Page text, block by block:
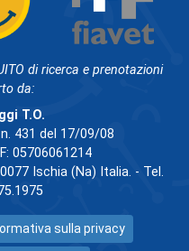
di ricerca e prenotazioni
da:
T.O.
431 del 17/09/08
05706061214
Ischia (Na) Italia. - Tel.
sulla privacy